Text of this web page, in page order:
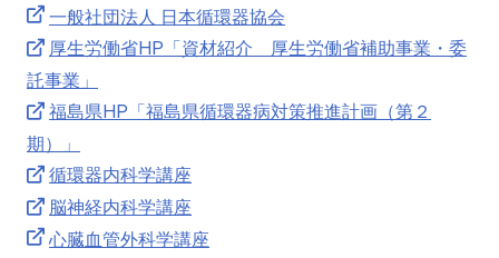
一般社団法人 日本循環器協会
厚生労働省HP「資材紹介 厚生労働省補助事業・委
託事業」
福島県HP「福島県循環器病対策推進計画（第２
期）」
循環器内科学講座
脳神経内科学講座
心臓血管外科学講座